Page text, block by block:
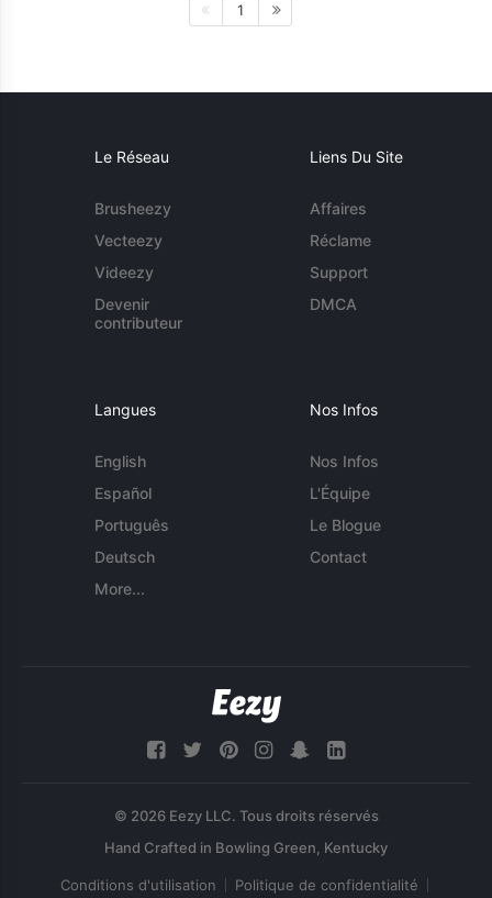
1
Le Réseau
Brusheezy
Vecteezy
Videezy
Devenir
contributeur
Liens Du Site
Affaires
Réclame
Support
DMCA
Langues
English
Español
Português
Deutsch
More...
Nos Infos
Nos Infos
L'Équipe
Le Blogue
Contact
© 2026 Eezy LLC. Tous droits réservés
Conditions d'utilisation Politique de confidentialité